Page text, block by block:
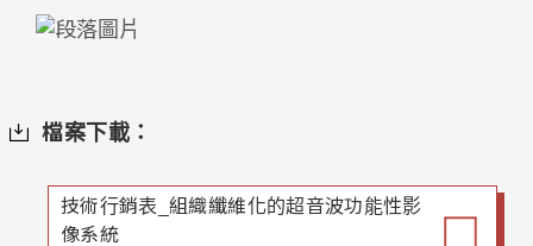
檔案下載：
技術行銷表_組織纖維化的超音波功能性影
像系統